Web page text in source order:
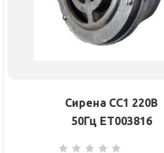
Сирена СС1 220В
50Гц ET003816